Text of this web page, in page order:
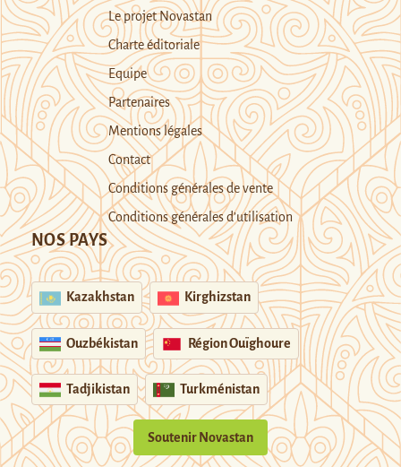
Le projet Novastan
Charte éditoriale
Equipe
Partenaires
Mentions légales
Contact
Conditions générales de vente
Conditions générales d’utilisation
NOS PAYS
Kazakhstan Kirghizstan
Ouzbékistan Région Ouïghoure
Tadjikistan Turkménistan
Soutenir Novastan